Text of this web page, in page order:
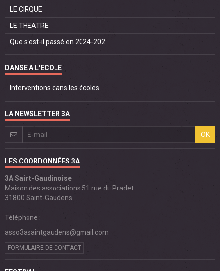
LE CIRQUE
LE THEATRE
Que s'est-il passé en 2024-202
DANSE A L'ECOLE
Interventions dans les écoles
LA NEWSLETTER 3A
OK
LES COORDONNÉES 3A
3A Saint-Gaudinoise
Maison des associations 51 rue du Pradet
31800 Saint-Gaudens
Téléphone :
asso3asaintgaudens@gmail.com
FORMULAIRE DE CONTACT